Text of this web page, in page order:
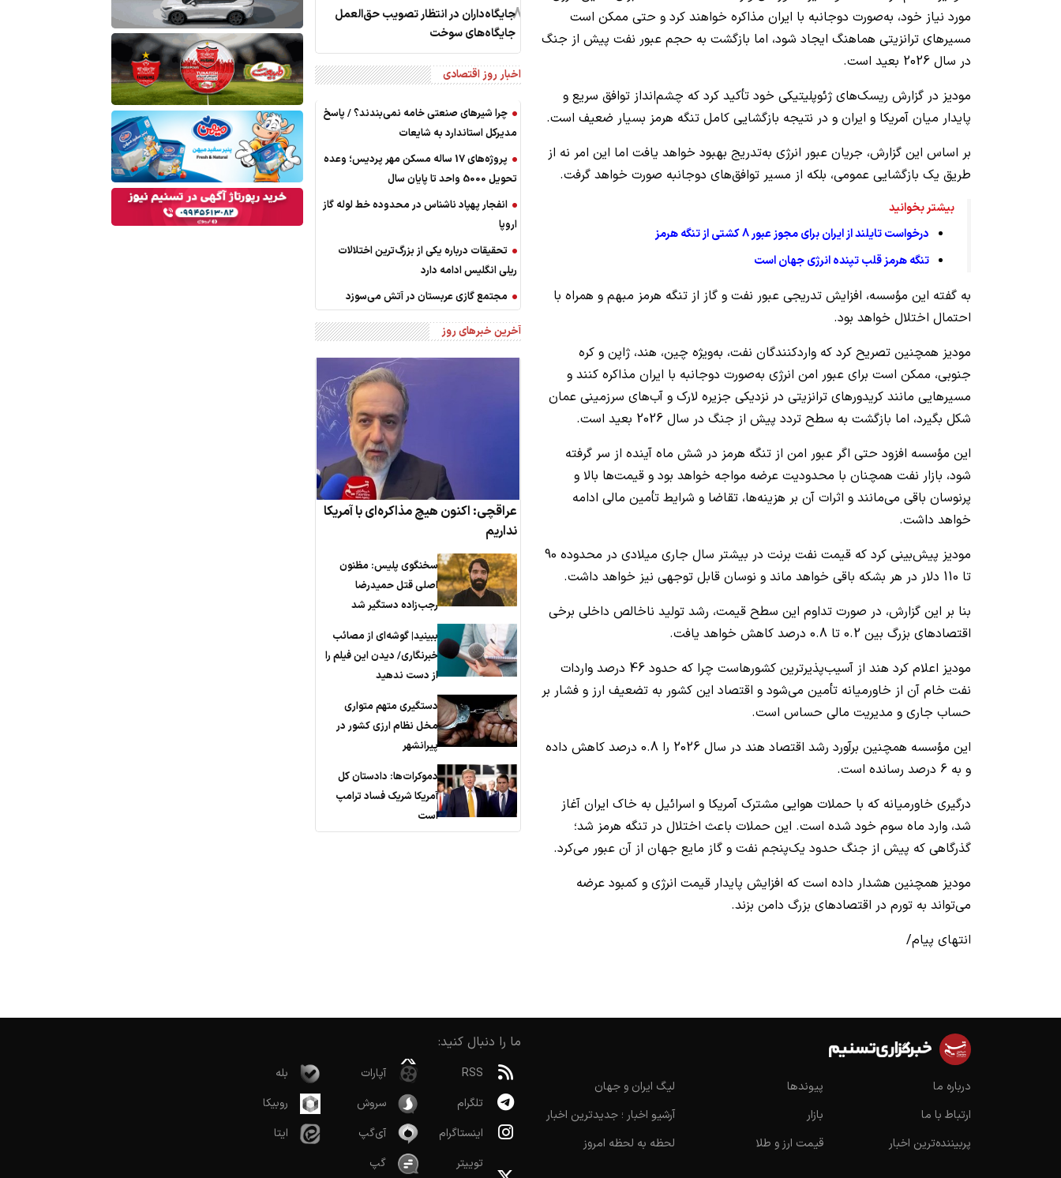
مورد نیاز خود، به‌صورت دوجانبه با ایران مذاکره خواهند کرد و حتی ممکن است
مسیرهای ترانزیتی هماهنگ ایجاد شود، اما بازگشت به حجم عبور نفت پیش از جنگ
در سال 2026 بعید است.
مودیز در گزارش ریسک‌های ژئوپلیتیکی خود تأکید کرد که چشم‌انداز توافق سریع و
پایدار میان آمریکا و ایران و در نتیجه بازگشایی کامل تنگه هرمز بسیار ضعیف است.
بر اساس این گزارش، جریان عبور انرژی به‌تدریج بهبود خواهد یافت اما این امر نه از
طریق یک بازگشایی عمومی، بلکه از مسیر توافق‌های دوجانبه صورت خواهد گرفت.
بیشتر بخوانید
درخواست تایلند از ایران برای مجوز عبور 8 کشتی از تنگه هرمز
تنگه هرمز قلب تپنده انرژی جهان است
به گفته این مؤسسه، افزایش تدریجی عبور نفت و گاز از تنگه هرمز مبهم و همراه با
احتمال اختلال خواهد بود.
مودیز همچنین تصریح کرد که واردکنندگان نفت، به‌ویژه چین، هند، ژاپن و کره
جنوبی، ممکن است برای عبور امن انرژی به‌صورت دوجانبه با ایران مذاکره کنند و
مسیرهایی مانند کریدورهای ترانزیتی در نزدیکی جزیره لارک و آب‌های سرزمینی عمان
شکل بگیرد، اما بازگشت به سطح تردد پیش از جنگ در سال 2026 بعید است.
این مؤسسه افزود حتی اگر عبور امن از تنگه هرمز در شش ماه آینده از سر گرفته
شود، بازار نفت همچنان با محدودیت عرضه مواجه خواهد بود و قیمت‌ها بالا و
پرنوسان باقی می‌مانند و اثرات آن بر هزینه‌ها، تقاضا و شرایط تأمین مالی ادامه
خواهد داشت.
مودیز پیش‌بینی کرد که قیمت نفت برنت در بیشتر سال جاری میلادی در محدوده 90
تا 110 دلار در هر بشکه باقی خواهد ماند و نوسان قابل توجهی نیز خواهد داشت.
بنا بر این گزارش، در صورت تداوم این سطح قیمت، رشد تولید ناخالص داخلی برخی
اقتصادهای بزرگ بین 0.2 تا 0.8 درصد کاهش خواهد یافت.
مودیز اعلام کرد هند از آسیب‌پذیرترین کشورهاست چرا که حدود 46 درصد واردات
نفت خام آن از خاورمیانه تأمین می‌شود و اقتصاد این کشور به تضعیف ارز و فشار بر
حساب جاری و مدیریت مالی حساس است.
این مؤسسه همچنین برآورد رشد اقتصاد هند در سال 2026 را 0.8 درصد کاهش داده
و به 6 درصد رسانده است.
درگیری خاورمیانه که با حملات هوایی مشترک آمریکا و اسرائیل به خاک ایران آغاز
شد، وارد ماه سوم خود شده است. این حملات باعث اختلال در تنگه هرمز شد؛
گذرگاهی که پیش از جنگ حدود یک‌پنجم نفت و گاز مایع جهان از آن عبور می‌کرد.
مودیز همچنین هشدار داده است که افزایش پایدار قیمت انرژی و کمبود عرضه
می‌تواند به تورم در اقتصادهای بزرگ دامن بزند.
انتهای پیام/
8جایگاه‌داران در انتظار تصویب حق‌العمل
جایگاه‌های سوخت
اخبار روز اقتصادی
چرا شیرهای صنعتی خامه نمی‌بندند؟ / پاسخ
مدیرکل استاندارد به شایعات
پروژه‌های 17 ساله مسکن مهر پردیس؛ وعده
تحویل 5000 واحد تا پایان سال
انفجار پهپاد ناشناس در محدوده خط لوله گاز
اروپا
تحقیقات درباره یکی از بزرگ‌ترین اختلالات
ریلی انگلیس ادامه دارد
مجتمع گازی عربستان در آتش می‌سوزد
آخرین خبرهای روز
عراقچی: اکنون هیچ مذاکره‌ای با آمریکا
نداریم
سخنگوی پلیس: مظنون
اصلی قتل حمیدرضا
رجب‌زاده دستگیر شد
ببینید| گوشه‌ای از مصائب
خبرنگاری/ دیدن این فیلم را
از دست ندهید
دستگیری متهم متواری
مخل نظام ارزی کشور در
پیرانشهر
دموکرات‌ها: دادستان کل
آمریکا شریک فساد ترامپ
است
درباره ما
ارتباط با ما
پربیننده‌ترین اخبار
پیوندها
بازار
قیمت ارز و طلا
لیگ ایران و جهان
آرشیو اخبار ؛ جدیدترین اخبار
لحظه به لحظه امروز
ما را دنبال کنید:
RSS
تلگرام
اینستاگرام
توییتر
آپارات
سروش
آی‌گپ
گپ
بله
روبیکا
ایتا